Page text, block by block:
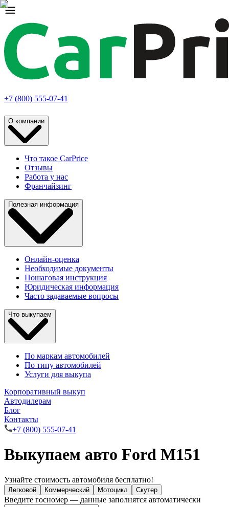
+7 (800) 555-07-41
О компании
Что такое CarPrice
Отзывы
Работа у нас
Франчайзинг
Полезная информация
Онлайн-оценка
Необходимые документы
Пошаговая инструкция
Юридическая информация
Часто задаваемые вопросы
Что выкупаем
По маркам автомобилей
По типу автомобилей
Услуги для выкупа
Корпоративный выкуп
Автодилерам
Блог
Контакты
+7 (800) 555-07-41
Выкупаем авто Ford M151
Узнайте стоимость автомобиля бесплатно!
Легковой Коммерческий Мотоцикл Скутер
Введите госномер — данные заполнятся автоматически